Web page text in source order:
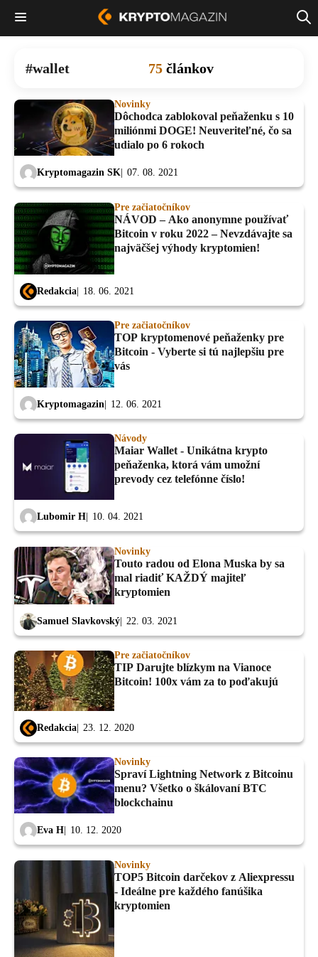
wallet 75 článkov
Novinky
Dôchodca zablokoval peňaženku s 10
miliónmi DOGE! Neuveriteľné, čo sa
udialo po 6 rokoch
Kryptomagazin SK 07. 08. 2021
Pre začiatočníkov
NÁVOD – Ako anonymne používať
Bitcoin v roku 2022 – Nevzdávajte sa
najväčšej výhody kryptomien!
Redakcia 18. 06. 2021
Pre začiatočníkov
TOP kryptomenové peňaženky pre
Bitcoin - Vyberte si tú najlepšiu pre
vás
Kryptomagazin 12. 06. 2021
Návody
Maiar Wallet - Unikátna krypto
peňaženka, ktorá vám umožní
prevody cez telefónne číslo!
Lubomir H 10. 04. 2021
Novinky
Touto radou od Elona Muska by sa
mal riadiť KAŽDÝ majiteľ
kryptomien
Samuel Slavkovský 22. 03. 2021
Pre začiatočníkov
TIP Darujte blízkym na Vianoce
Bitcoin! 100x vám za to poďakujú
Redakcia 23. 12. 2020
Novinky
Spraví Lightning Network z Bitcoinu
menu? Všetko o škálovaní BTC
blockchainu
Eva H 10. 12. 2020
Novinky
TOP5 Bitcoin darčekov z Aliexpressu
- Ideálne pre každého fanúšika
kryptomien